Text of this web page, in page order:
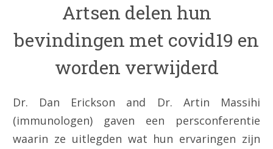
Artsen delen hun
bevindingen met covid19 en
worden verwijderd
Dr. Dan Erickson and Dr. Artin Massihi
(immunologen) gaven een persconferentie
waarin ze uitlegden wat hun ervaringen zijn